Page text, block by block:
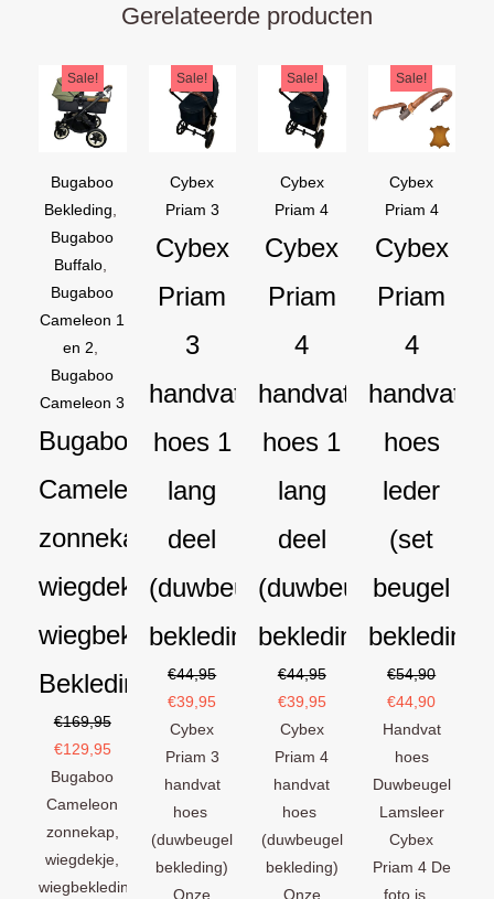
Gerelateerde producten
Sale!
Bugaboo
Bekleding,
Bugaboo
Buffalo,
Bugaboo
Cameleon 1
en 2,
Bugaboo
Cameleon 3
Bugaboo
Cameleon
zonnekap
wiegdekje
wiegbekleding
Bekledingset
€169,95
Oorspronkelijke
prijs
€129,95
prijs
Bugaboo
Cameleon
zonnekap,
wiegdekje,
wiegbekleding
Sale!
Cybex
Priam 3
Cybex
Priam
3
handvat
hoes 1
lang
deel
(duwbeugel
bekleding)
€44,95
Oorspronkelijke
prijs
€39,95
Huidige
prijs
Cybex
Priam 3
handvat
hoes
(duwbeugel
bekleding)
Onze
Sale!
Cybex
Priam 4
Cybex
Priam
4
handvat
hoes 1
lang
deel
(duwbeugel
bekleding)
€44,95
Oorspronkelijke
prijs
was:
€39,95
Huidige
prijs
is:
Cybex
Priam 4
handvat
hoes
(duwbeugel
bekleding)
Onze
Sale!
Cybex
Priam 4
Cybex
Priam
4
handvat
hoes
leder
(set
beugel
bekleding)
€54,90
prijs
was:
€44,90
prijs
is:
Handvat
hoes
Duwbeugel
Lamsleer
Cybex
Priam 4 De
foto is...